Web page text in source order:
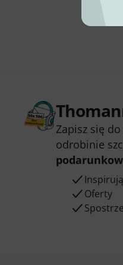
Zapisz się
odrobinie
Oferty